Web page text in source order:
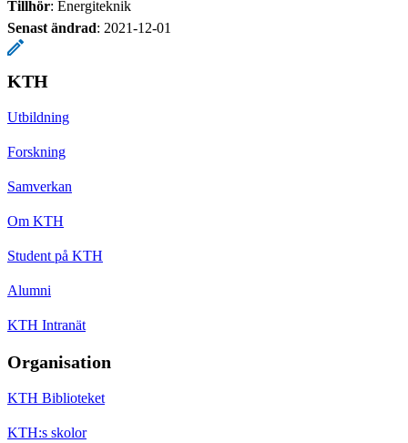
Tillhör: Energiteknik
Senast ändrad: 2021-12-01
KTH
Utbildning
Forskning
Samverkan
Om KTH
Student på KTH
Alumni
KTH Intranät
Organisation
KTH Biblioteket
KTH:s skolor